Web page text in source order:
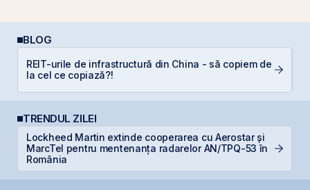
BLOG
REIT-urile de infrastructură din China - să copiem de
la cel ce copiază?!
TRENDUL ZILEI
Lockheed Martin extinde cooperarea cu Aerostar și
MarcTel pentru mentenanța radarelor AN/TPQ-53 în
România